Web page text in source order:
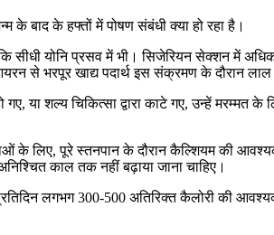
के बाद के हफ्तों में पोषण संबंधी क्या हो रहा है।
सीधी योनि प्रसव में भी। सिजेरियन सेक्शन में
से भरपूर खाद्य पदार्थ इस संक्रमण के दौरान लाल
या शल्य चिकित्सा द्वारा काटे गए, उन्हें मरम्मत
के लिए, पूरे स्तनपान के दौरान कैल्शियम की
काल तक नहीं बढ़ाया जाना चाहिए।
लगभग 300-500 अतिरिक्त कैलोरी की